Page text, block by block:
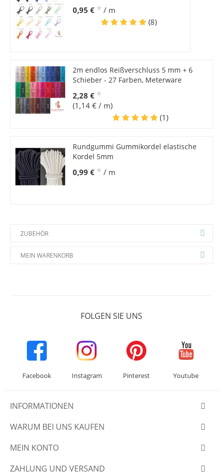
0,95 € * / m
(8)
2m endlos Reißverschluss 5 mm + 6
Schieber - 27 Farben, Meterware
2,28 € *
(1,14 € / m)
(1)
Rundgummi Gummikordel elastische
Kordel 5mm
0,99 € * / m
ZUBEHÖR
MEIN WARENKORB
FOLGEN SIE UNS
Facebook Instagram Pinterest Youtube
INFORMATIONEN
WARUM BEI UNS KAUFEN
MEIN KONTO
ZAHLUNG UND VERSAND